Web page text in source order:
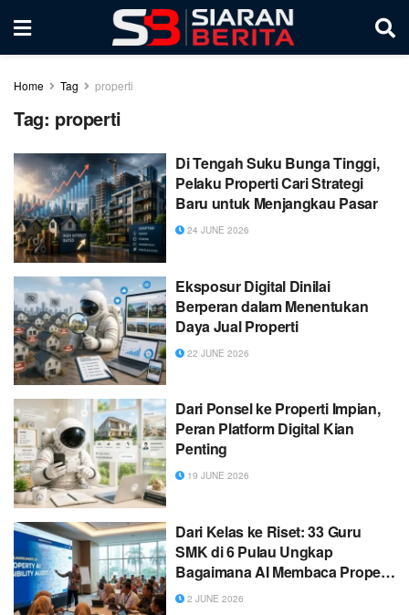
Home Tag properti
Tag: properti
Di Tengah Suku Bunga Tinggi,
Pelaku Properti Cari Strategi
Baru untuk Menjangkau Pasar
24 JUNE 2026
Eksposur Digital Dinilai
Berperan dalam Menentukan
Daya Jual Properti
22 JUNE 2026
Dari Ponsel ke Properti Impian,
Peran Platform Digital Kian
Penting
19 JUNE 2026
Dari Kelas ke Riset: 33 Guru
SMK di 6 Pulau Ungkap
Bagaimana AI Membaca Properti
Indonesia
2 JUNE 2026